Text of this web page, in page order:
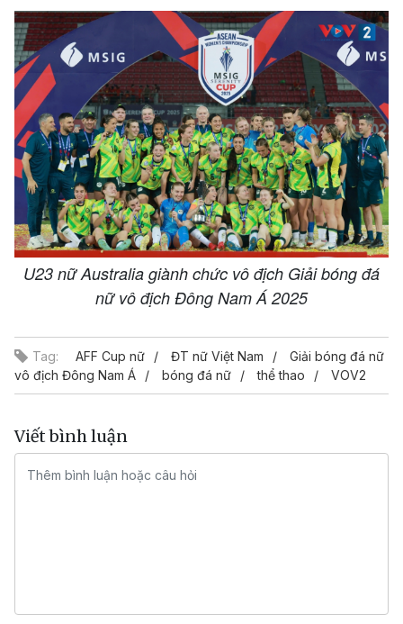
U23 nữ Australia giành chức vô địch Giải bóng đá
nữ vô địch Đông Nam Á 2025
Tag: AFF Cup nữ ĐT nữ Việt Nam
Giải bóng đá nữ
vô địch Đông Nam Á
bóng đá nữ thể thao VOV2
Viết bình luận